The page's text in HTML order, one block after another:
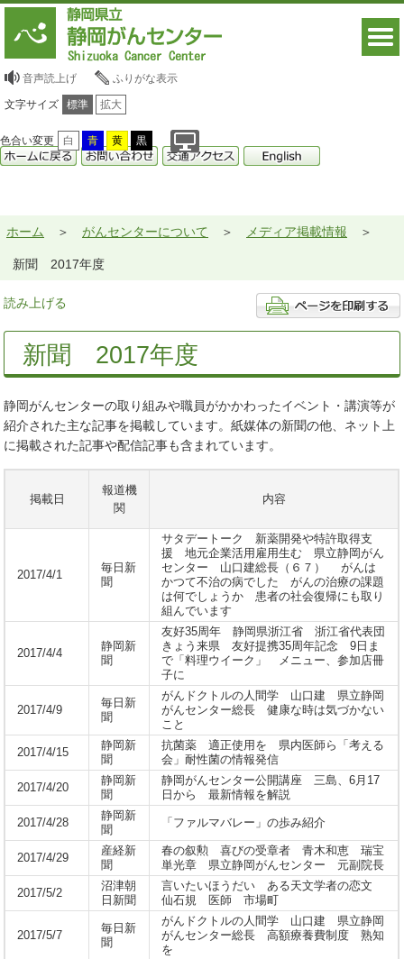
音声読上げ ふりがな表示
文字サイズ 標準 拡大
色合い変更 白 青 黄 黒
ホーム がんセンターについて メディア掲載情報
新聞 2017年度
読み上げる
新聞 2017年度
静岡がんセンターの取り組みや職員がかかわったイベント・講演等が
紹介された主な記事を掲載しています。紙媒体の新聞の他、ネット上
に掲載された記事や配信記事も含まれています。
掲載日
報道機
関
内容
2017/4/1
毎日新
聞
サタデートーク 新薬開発や特許取得支
援 地元企業活用雇用生む 県立静岡がん
センター 山口建総長（６７） がんは
かつて不治の病でした がんの治療の課題
は何でしょうか 患者の社会復帰にも取り
組んでいます
2017/4/4
静岡新
聞
友好35周年 静岡県浙江省 浙江省代表団
きょう来県 友好提携35周年記念 9日ま
で「料理ウイーク」 メニュー、参加店冊
子に
2017/4/9
毎日新
聞
がんドクトルの人間学 山口建 県立静岡
がんセンター総長 健康な時は気づかない
こと
2017/4/15
静岡新
聞
抗菌薬 適正使用を 県内医師ら「考える
会」耐性菌の情報発信
2017/4/20
静岡新
聞
静岡がんセンター公開講座 三島、6月17
日から 最新情報を解説
2017/4/28
静岡新
聞
「ファルマバレー」の歩み紹介
2017/4/29
産経新
聞
春の叙勲 喜びの受章者 青木和恵 瑞宝
単光章 県立静岡がんセンター 元副院長
2017/5/2
沼津朝
日新聞
言いたいほうだい ある天文学者の恋文
仙石規 医師 市場町
2017/5/7
毎日新
聞
がんドクトルの人間学 山口建 県立静岡
がんセンター総長 高額療養費制度 熟知
を